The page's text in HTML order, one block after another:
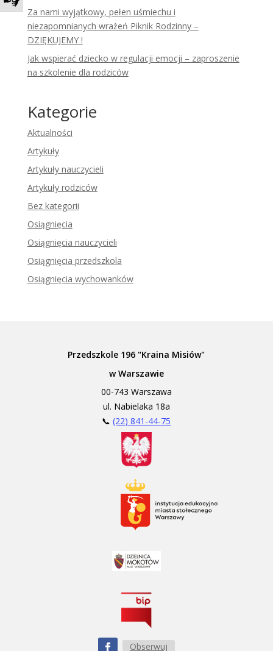
Zadzwoń do tłumacza języka migowego
Za nami wyjątkowy, pełen uśmiechu i
niezapomnianych wrażeń Piknik Rodzinny –
DZIĘKUJEMY !
Jak wspierać dziecko w regulacji emocji – zaproszenie
na szkolenie dla rodziców
Kategorie
Aktualności
Artykuły
Artykuły nauczycieli
Artykuły rodziców
Bez kategorii
Osiągnięcia
Osiągnięcia nauczycieli
Osiągnięcia przedszkola
Osiągnięcia wychowanków
Przedszkole 196 "Kraina Misiów"
w Warszawie
00-743 Warszawa
ul. Nabielaka 18a
📞(22) 841-44-75
Obserwuj